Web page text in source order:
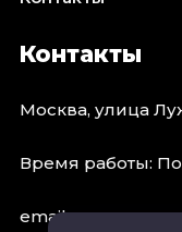
Контакты
Москва, улица
Время работы:
email: